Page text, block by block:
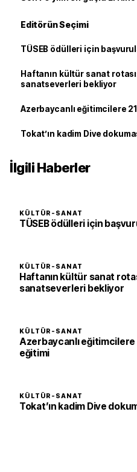
Editörün Seçimi
TÜSEB ödülleri için
Haftanın kültür sanat
sanatseverleri bekliyor
Azerbaycanlı eğitimcilere
Tokat’ın kadim Dive
İlgili Haberler
KÜLTÜR-SANAT
TÜSEB ödülleri için
KÜLTÜR-SANAT
Haftanın kültür sanat
sanatseverleri bekliyor
KÜLTÜR-SANAT
Azerbaycanlı eğitimcilere
eğitimi
KÜLTÜR-SANAT
Tokat’ın kadim Dive